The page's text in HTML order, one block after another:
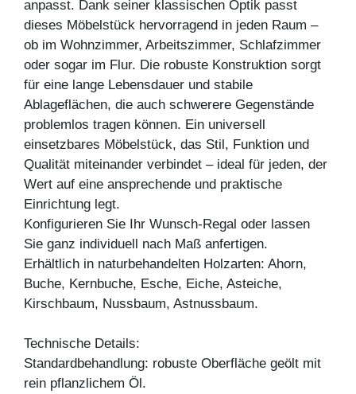
anpasst. Dank seiner klassischen Optik passt
dieses Möbelstück hervorragend in jeden Raum –
ob im Wohnzimmer, Arbeitszimmer, Schlafzimmer
oder sogar im Flur. Die robuste Konstruktion sorgt
für eine lange Lebensdauer und stabile
Ablageflächen, die auch schwerere Gegenstände
problemlos tragen können. Ein universell
einsetzbares Möbelstück, das Stil, Funktion und
Qualität miteinander verbindet – ideal für jeden, der
Wert auf eine ansprechende und praktische
Einrichtung legt.
Konfigurieren Sie Ihr Wunsch-Regal oder lassen
Sie ganz individuell nach Maß anfertigen.
Erhältlich in naturbehandelten Holzarten: Ahorn,
Buche, Kernbuche, Esche, Eiche, Asteiche,
Kirschbaum, Nussbaum, Astnussbaum.
Technische Details:
Standardbehandlung: robuste Oberfläche geölt mit
rein pflanzlichem Öl.